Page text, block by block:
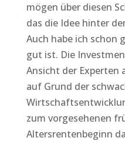
mögen über diesen
das die Idee hinter
Auch habe ich schon
gut ist. Die
Ansicht der Experten
auf Grund der
zum vorgesehenen
Altersrentenbeginn